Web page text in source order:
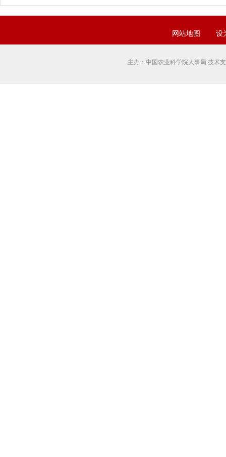
网站地图 设
主办：中国农业科学院人事局 技术